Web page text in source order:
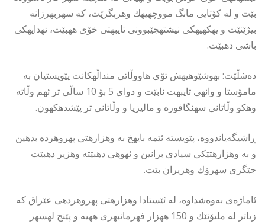
بێت و له كۆتایی مانگ مووچهیهك وهربگرێت، كه سهربهرزانه
بیژێنێت و یهكهیهكی نیشتهجێبوونی تایبهتی خۆی ههبێت، ئهدایهكی
باشی دهبێت.
دەشڵێت: بهوشێوهیهش تۆی هاووڵاتی منداڵهكانت پێویستیان به
مامۆستا و وانهی تایبهت نابێت و دوای 5 بۆ 10 ساڵی تر ئهم وڵاته
وهكو وڵاتانی سهنگافوره و مالیزیا و وڵاتانی تر پێشدهكهون.
ڕاشیگەیاندووە، پێویسته ئێمه بایهخ به وهزارهتی پهروهرده بدهین
و به وهزارهتێكی سیادی بزانین و ئهوهی دهبێته وهزیر دهبێت
جێگری سهرۆك وهزیران بێت.
ئاماژەی بەوەشداوە، له ئێستادا وهزارهتی پهروهردهی عێراق كه
زیاتر له ملیۆنێك و 150 ههزار فهرمانبهری ههیه و پێنج لهسهر